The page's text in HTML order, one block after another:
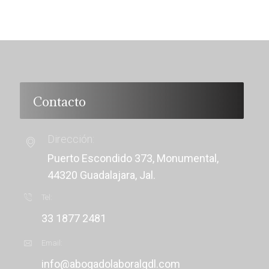
Contacto
Dirección:
Puerto Escondido 373, Monumental,
44320 Guadalajara, Jal.
Tel:
33 1877 2481
Email:
info@abogadolaboralgdl.com